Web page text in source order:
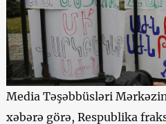
Media Təşəbbüsləri
xəbərə görə, Respublika